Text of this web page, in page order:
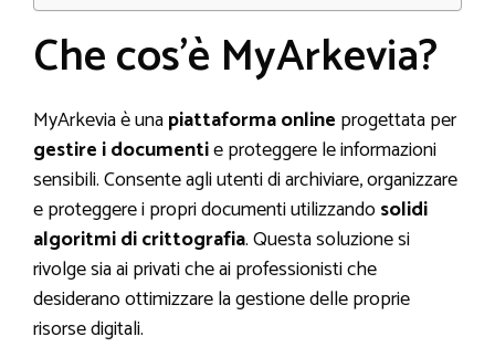
Che cos’è MyArkevia?
MyArkevia è unapiattaforma online progettata per
gestire i documentie proteggere le informazioni
sensibili. Consente agli utenti di archiviare, organizzare
e proteggere i propri documenti utilizzandosolidi
algoritmi di crittografia. Questa soluzione si
rivolge sia ai privati che ai professionisti che
desiderano ottimizzare la gestione delle proprie
risorse digitali.